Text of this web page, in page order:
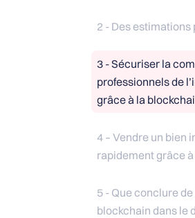
2 - Des
3 - Sécuriser la
professionnels de
grâce à la
4 – Vendre un bien
rapidement grâce
5 - Que conclure
blockchain dans le